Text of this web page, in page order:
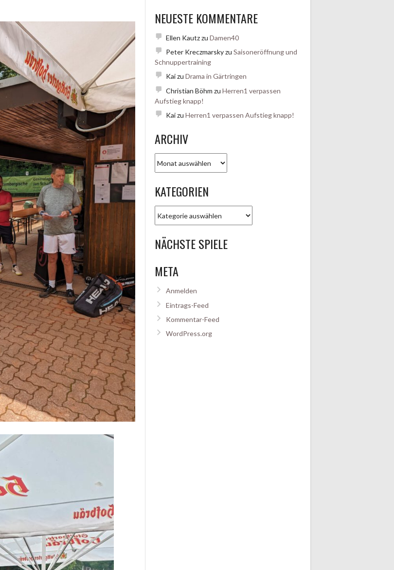
NEUESTE KOMMENTARE
Ellen Kautzzu Damen40
Peter Kreczmarskyzu Saisoneröffnung und
Schnuppertraining
Kaizu Drama in Gärtringen
Christian Böhm zu Herren1 verpassen
Aufstieg knapp!
Kaizu Herren1 verpassen Aufstieg knapp!
ARCHIV
KATEGORIEN
NÄCHSTE SPIELE
META
Anmelden
Eintrags-Feed
Kommentar-Feed
WordPress.org